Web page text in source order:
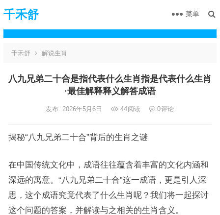
千禾舒 菜单
千禾舒 解说生肖
八九兄弟二十合是指代表什么生肖指是代表什么生肖
·最佳解释释义解答成语
发布: 2026年5月6日 44阅读 0评论
揭秘“八九兄弟二十合”背后的生肖之谜
在中国传统文化中，成语往往蕴含着丰富的文化内涵和
深远的寓意。“八九兄弟二十合”这一成语，更是引人深
思，这个成语究竟代表了什么生肖呢？我们将一起探讨
这个问题的答案，并解读与之相关的生肖含义。